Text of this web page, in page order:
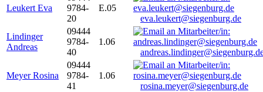
Leukert Eva
9784-
20
E.05
eva.leukert@siegenburg.de
Lindinger
Andreas
09444
9784-
40
1.06
Meyer Rosina
09444
9784-
41
1.06
rosina.meyer@siegenburg.de